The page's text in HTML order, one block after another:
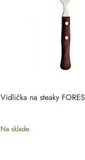
Vidlička na steaky
Na sklade